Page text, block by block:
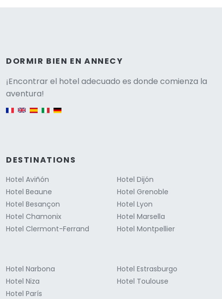
DORMIR BIEN EN ANNECY
¡Encontrar el hotel adecuado es donde comienza la
aventura!
English version
DESTINATIONS
Hotel Aviñón
Hotel Beaune
Hotel Besançon
Hotel Chamonix
Hotel Clermont-Ferrand
Hotel Dijón
Hotel Grenoble
Hotel Lyon
Hotel Marsella
Hotel Montpellier
Hotel Narbona
Hotel Niza
Hotel París
Hotel Estrasburgo
Hotel Toulouse